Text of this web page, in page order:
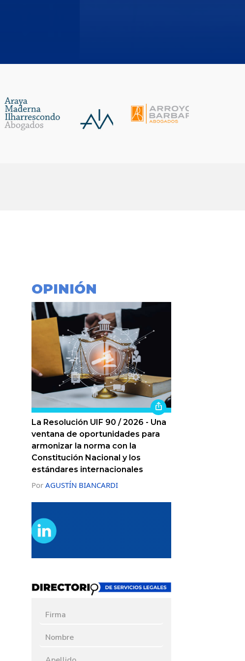
OPINIÓN
La Resolución UIF 90 / 2026 - Una
ventana de oportunidades para
armonizar la norma con la
Constitución Nacional y los
estándares internacionales
Por AGUSTÍN BIANCARDI